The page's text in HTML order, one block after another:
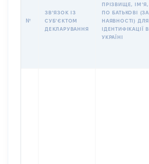
№
ЗВʼЯЗОК ІЗ
СУБʼЄКТОМ
ДЕКЛАРУВАННЯ
ПРІЗВИЩЕ, ІМʼЯ,
ПО БАТЬКОВІ (ЗА
НАЯВНОСТІ) ДЛЯ
ІДЕНТИФІКАЦІЇ В
УКРАЇНІ